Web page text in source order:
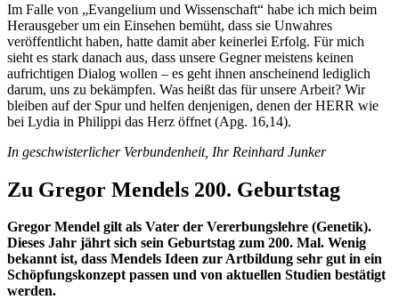
Im Falle von „Evangelium und Wissenschaft“ habe ich mich beim
Herausgeber um ein Einsehen bemüht, dass sie Unwahres
veröffentlicht haben, hatte damit aber keinerlei Erfolg. Für mich
sieht es stark danach aus, dass unsere Gegner meistens keinen
aufrichtigen Dialog wollen – es geht ihnen anscheinend lediglich
darum, uns zu bekämpfen. Was heißt das für unsere Arbeit? Wir
bleiben auf der Spur und helfen denjenigen, denen der HERR wie
bei Lydia in Philippi das Herz öffnet (Apg. 16,14).
In geschwisterlicher Verbundenheit, Ihr Reinhard Junker
Zu Gregor Mendels 200. Geburtstag
Gregor Mendel gilt als Vater der Vererbungslehre (Genetik).
Dieses Jahr jährt sich sein Geburtstag zum 200. Mal. Wenig
bekannt ist, dass Mendels Ideen zur Artbildung sehr gut in ein
Schöpfungskonzept passen und von aktuellen Studien bestätigt
werden.